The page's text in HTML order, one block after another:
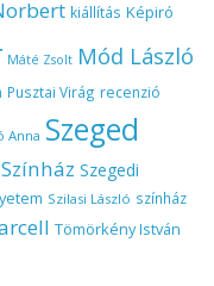
kiállítás Képiró
Máté Zsolt Mód László
Pusztai Virág recenzió
Anna Szeged
Szegedi
Szilasi László színház
Tömörkény István